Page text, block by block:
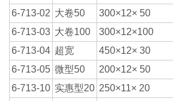
6-713-02 大卷50 300×12× 50
6-713-03 大卷100 300×12×100
6-713-04 超宽 450×12× 30
6-713-05 微型50 200×12× 50
6-713-10 实惠型20 250×11× 20